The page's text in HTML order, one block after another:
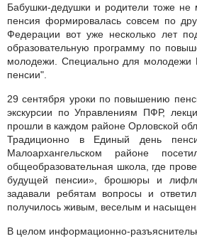
Бабушки-дедушки и родители тоже не
пенсия формировалась совсем по
Федерации вот уже несколько лет
образовательную программу по
молодежи. Специально для
пенсии".
29 сентября уроки по повышению
экскурсии по Управлениям ПФР,
прошли в каждом районе Орловской
Традиционно в Единый день
Малоархангельском районе
общеобразовательная школа, где
будущей пенсии», брошюры и
задавали ребятам вопросы и
получилось живым, веселым и
В целом информационно-